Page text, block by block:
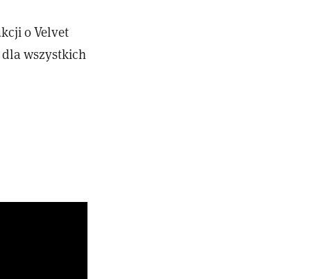
o Velvet
wszystkich